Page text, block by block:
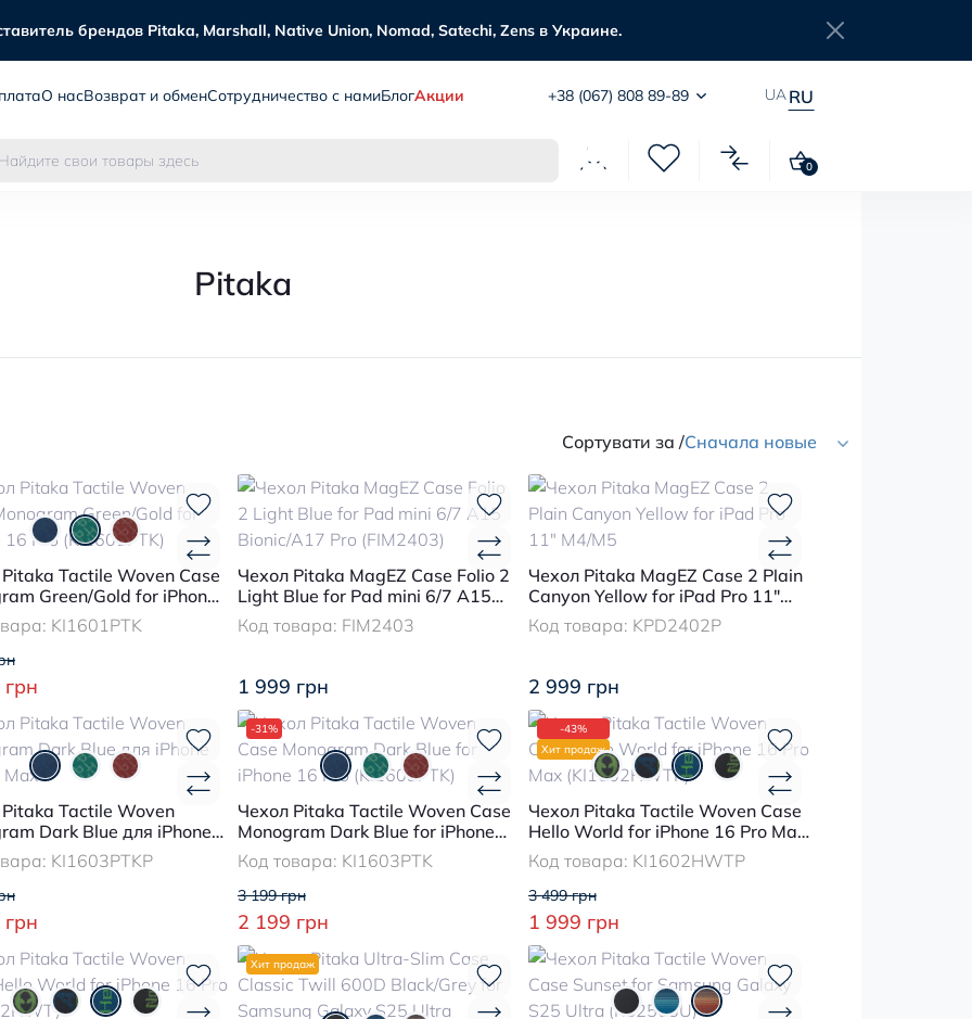
брендов Pitaka, Marshall, Native Union, Nomad, Satechi, Zens в Украине.
О насВозврат и обменСотрудничество с намиБлогАкции +38 (067) 808 89-89 UA RU
0
Pitaka
Сортувати за /Сначала новые
Tactile Woven Case
Green/Gold for iPhone
KI1601PTK
Чехол Pitaka MagEZ Case Folio 2
Light Blue for Pad mini 6/7 A15
Bionic/A17 Pro (FIM2403)
Код товара: FIM2403
1 999 грн
Чехол Pitaka MagEZ Case 2 Plain
Canyon Yellow for iPad Pro 11"
M4/M5
Код товара: KPD2402P
2 999 грн
Tactile Woven
Dark Blue для iPhone
KI1603PTKP
-31%
Чехол Pitaka Tactile Woven Case
Monogram Dark Blue for iPhone
16 Pro (KI1603PTK)
Код товара: KI1603PTK
3 199 грн
2 199 грн
-43%
Хит продаж
Чехол Pitaka Tactile Woven Case
Hello World for iPhone 16 Pro Max
(KI1602HWTP)
Код товара: KI1602HWTP
3 499 грн
1 999 грн
Хит продаж